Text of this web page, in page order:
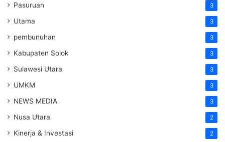
Pasuruan 3
Utama 3
pembunuhan 3
Kabupaten Solok 3
Sulawesi Utara 3
UMKM 3
NEWS MEDIA 3
Nusa Utara 2
Kinerja & Investasi 2